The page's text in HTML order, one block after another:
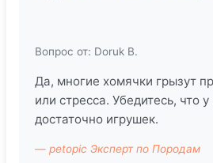
Вопрос от: Doruk B.
Да, многие хомячки грызут
или стресса. Убедитесь, что у
достаточно игрушек.
— petopic Эксперт по Породам